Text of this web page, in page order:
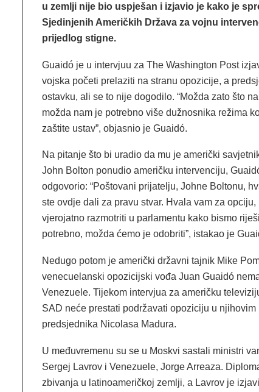
u zemlji nije bio uspješan i izjavio je kako je
Sjedinjenih Američkih Država za vojnu
prijedlog stigne.
Guaidó je u intervjuu za The Washington Post
vojska početi prelaziti na stranu opozicije, a
ostavku, ali se to nije dogodilo. “Možda zato što
možda nam je potrebno više dužnosnika režima
zaštite ustav”, objasnio je Guaidó.
Na pitanje što bi uradio da mu je američki
John Bolton ponudio američku intervenciju,
odgovorio: “Poštovani prijatelju, Johne Boltonu,
ste ovdje dali za pravu stvar. Hvala vam za
vjerojatno razmotriti u parlamentu kako bismo
potrebno, možda ćemo je odobriti”, istakao je
Nedugo potom je američki državni tajnik Mike
venecuelanski opozicijski vođa Juan Guaidó
Venezuele. Tijekom intervjua za američku
SAD neće prestati podržavati opoziciju u
predsjednika Nicolasa Madura.
U međuvremenu su se u Moskvi sastali ministri
Sergej Lavrov i Venezuele, Jorge Arreaza.
zbivanja u latinoameričkoj zemlji, a Lavrov je